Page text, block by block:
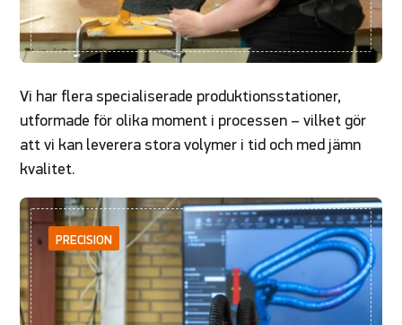
Vi har flera specialiserade produktionsstationer,
utformade för olika moment i processen – vilket gör
att vi kan leverera stora volymer i tid och med jämn
kvalitet.
PRECISION